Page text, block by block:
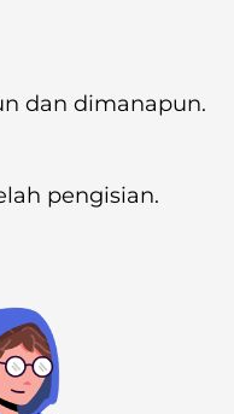
dan dimanapun.
pengisian.